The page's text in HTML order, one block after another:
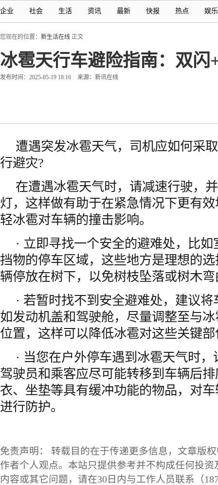
企业 社会 生活 资讯 最新 快报 热点 娱乐
您现在的位置： 新生活在线 正文
冰雹天行车避险指南：双
发布时间：2025-05-19 18:16 来源：新讯在线
遭遇突发冰雹天气，司机应如何采
行避灾?
在遭遇冰雹天气时，请减速行驶，
灯，这样做有助于在紧急情况下更有
轻冰雹对车辆的撞击影响。
· 立即寻找一个安全的避难处，比
挡物的停车区域，这些地方是理想的
辆停放在树下，以免树枝坠落或树木
· 若暂时找不到安全避难处，建议
如发动机盖和驾驶舱，尽量调整至与
位置，这样可以降低冰雹对这些关键
· 当您在户外停车遇到冰雹天气时
驾驶员和乘客应尽可能转移到车辆后
衣、坐垫等具有缓冲功能的物品，对
进行防护。
免责声明： 转载目的在于传递更多信息，文章版
作者个人观点。本站只提供参考并不构成任何投
内容或其它问题，请在30日内与工作人员联系（